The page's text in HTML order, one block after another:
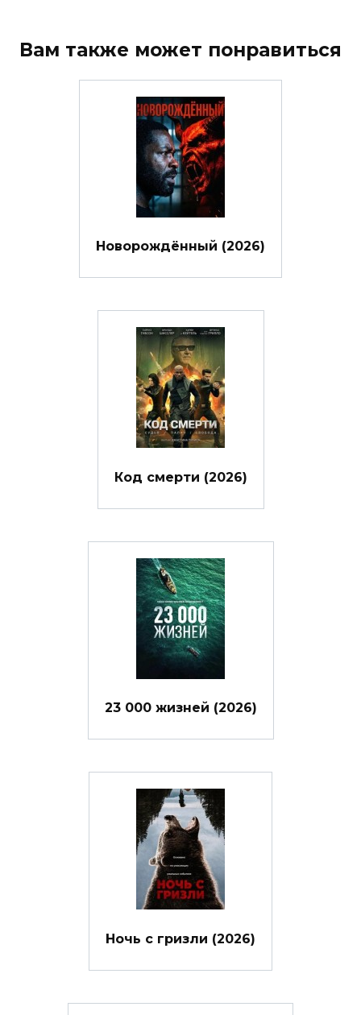
Вам также может понравиться
Новорождённый (2026)
Код смерти (2026)
23 000 жизней (2026)
Ночь с гризли (2026)